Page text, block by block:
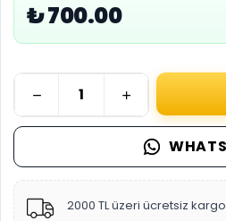
₺ 700.00
2000 TL üzeri ücretsiz kargo